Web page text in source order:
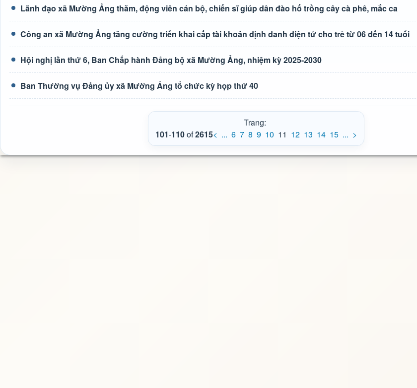
Lãnh đạo xã Mường Ảng thăm, động viên cán bộ, chiến sĩ giúp dân đào hố trồng cây cà phê, mắc ca
Công an xã Mường Ảng tăng cường triển khai cấp tài khoản định danh điện tử cho trẻ từ 06 đến 14 tuổi
Hội nghị lần thứ 6, Ban Chấp hành Đảng bộ xã Mường Ảng, nhiệm kỳ 2025-2030
Ban Thường vụ Đảng ủy xã Mường Ảng tổ chức kỳ họp thứ 40
Trang:
101-110of2615< ... 6 7 8 9 10 11 12 13 14 15 ... >